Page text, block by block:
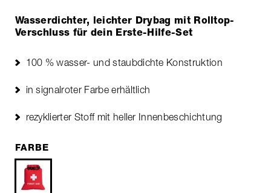
Wasserdichter, leichter Drybag mit Rolltop-
Verschluss für dein Erste-Hilfe-Set
100 % wasser- und staubdichte Konstruktion
in signalroter Farbe erhältlich
rezyklierter Stoff mit heller Innenbeschichtung
FARBE